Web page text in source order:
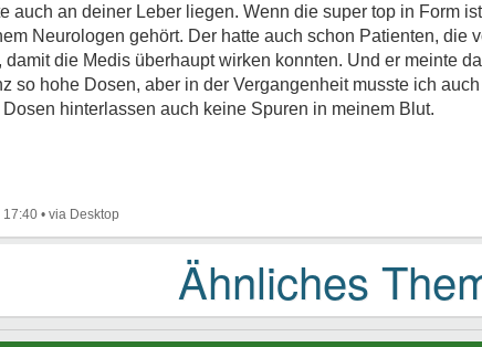
auch an deiner Leber liegen. Wenn die super top in Form
Neurologen gehört. Der hatte auch schon Patienten, die
damit die Medis überhaupt wirken konnten. Und er meinte
so hohe Dosen, aber in der Vergangenheit musste ich
hinterlassen auch keine Spuren in meinem Blut.
17:40 •